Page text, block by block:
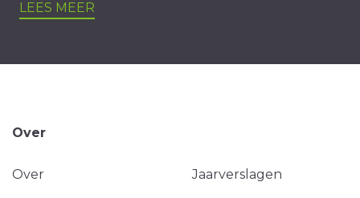
LEES MEER
Over
Over Jaarverslagen